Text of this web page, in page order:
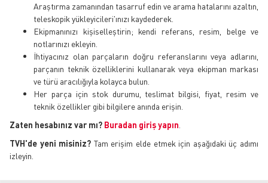
Araştırma zamanından tasarruf edin ve arama hatalarını azaltın,
teleskopik yükleyicileri'ınızı kaydederek.
Ekipmanınızı kişiselleştirin; kendi referans, resim, belge ve
notlarınızı ekleyin.
İhtiyacınız olan parçaların doğru referanslarını veya adlarını,
parçanın teknik özelliklerini kullanarak veya ekipman markası
ve türü aracılığıyla kolayca bulun.
Her parça için stok durumu, teslimat bilgisi, fiyat, resim ve
teknik özellikler gibi bilgilere anında erişin.
Zaten hesabınız var mı? Buradan giriş yapın
TVH'de yeni misiniz? Tam erişim elde etmek için aşağıdaki üç adımı
izleyin.